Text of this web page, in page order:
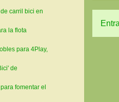
carril bici en
la flota
para 4Play,
de
fomentar el